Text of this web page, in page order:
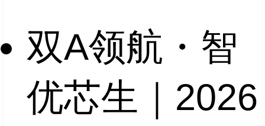
双A领航・智
优芯生｜2026